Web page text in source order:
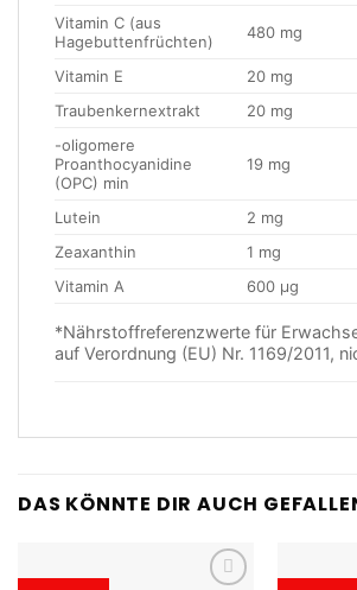
Vitamin C (aus
Hagebuttenfrüchten)
480 mg
Vitamin E 20 mg
Traubenkernextrakt
20 mg
-oligomere
Proanthocyanidine
(OPC) min
19 mg
Lutein 2 mg
Zeaxanthin
1 mg
Vitamin A
600 µg
*Nährstoffreferenzwerte für
auf Verordnung (EU) Nr. 1169/2011,
DAS KÖNNTE DIR AUCH